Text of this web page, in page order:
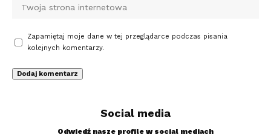
Zapamiętaj moje dane w tej przeglądarce podczas pisania
kolejnych komentarzy.
Social media
Odwiedź nasze profile w social mediach